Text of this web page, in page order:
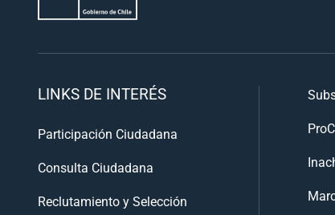
LINKS DE INTERÉS
Participación Ciudadana
Consulta Ciudadana
Reclutamiento y Selección